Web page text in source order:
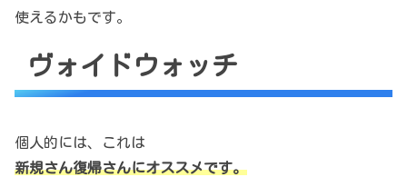
使えるかもです。
ヴォイドウォッチ
個人的には、これは
新規さん復帰さんにオススメです。